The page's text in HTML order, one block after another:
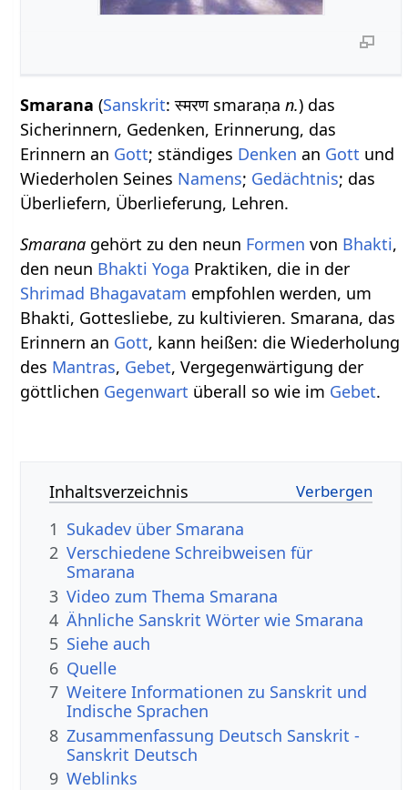
Smarana (Sanskrit: स्मरण smaraṇan.) das
Sicherinnern, Gedenken, Erinnerung, das
Erinnern an Gott; ständiges Denken an Gott und
Wiederholen Seines Namens; Gedächtnis; das
Überliefern, Überlieferung, Lehren.
Smarana gehört zu den neun Formen von Bhakti,
den neun Bhakti Yoga Praktiken, die in der
Shrimad Bhagavatam empfohlen werden, um
Bhakti, Gottesliebe, zu kultivieren. Smarana, das
Erinnern an Gott, kann heißen: die Wiederholung
des Mantras, Gebet, Vergegenwärtigung der
göttlichen Gegenwart überall so wie im Gebet.
Inhaltsverzeichnis
1 Sukadev über Smarana
2 Verschiedene Schreibweisen für
Smarana
3 Video zum Thema Smarana
4 Ähnliche Sanskrit Wörter wie Smarana
5 Siehe auch
6 Quelle
7 Weitere Informationen zu Sanskrit und
Indische Sprachen
8 Zusammenfassung Deutsch Sanskrit -
Sanskrit Deutsch
9 Weblinks